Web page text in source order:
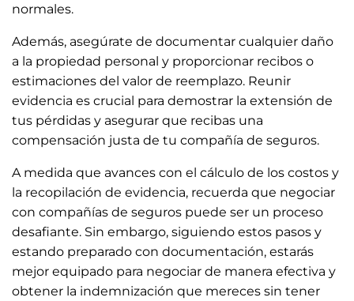
normales.
Además, asegúrate de documentar cualquier daño
a la propiedad personal y proporcionar recibos o
estimaciones del valor de reemplazo. Reunir
evidencia es crucial para demostrar la extensión de
tus pérdidas y asegurar que recibas una
compensación justa de tu compañía de seguros.
A medida que avances con el cálculo de los costos y
la recopilación de evidencia, recuerda que negociar
con compañías de seguros puede ser un proceso
desafiante. Sin embargo, siguiendo estos pasos y
estando preparado con documentación, estarás
mejor equipado para negociar de manera efectiva y
obtener la indemnización que mereces sin tener